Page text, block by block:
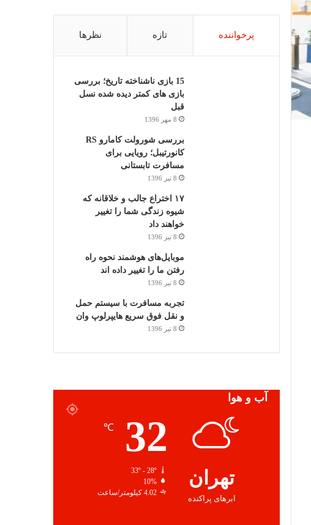
پرخواننده تازه نظرها
15 بازی ناشناخته تاریخ؛ بررسی
بازی های کمتر دیده شده نسل
قبل
8 مهر 1396
بررسی شورولت کامارو RS
کانورتیبل؛ رویایی برای
مسافرت تابستانی
8 تیر 1396
۱۷ اختراع جالب و خلاقانه که
شیوه زندگی شما را تغییر
خواهند داد
8 تیر 1396
موبایل‌های هوشمند نحوه راه
رفتن ما را تغییر داده اند
8 تیر 1396
تجربه مسافرت با سیستم حمل
و نقل فوق سریع هایپرلوپ وان
8 تیر 1396
آب و هوا
تهران
ابرهای پراکنده
32
℃
33º - 28º
10%
4.02 کیلومتر/ساعت